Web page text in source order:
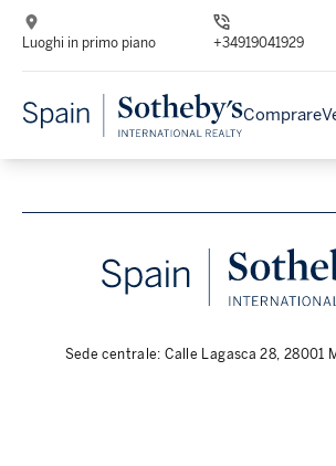
Luoghi in primo piano +34919041929
Comprare
Sede centrale: Calle Lagasca 28, 28001